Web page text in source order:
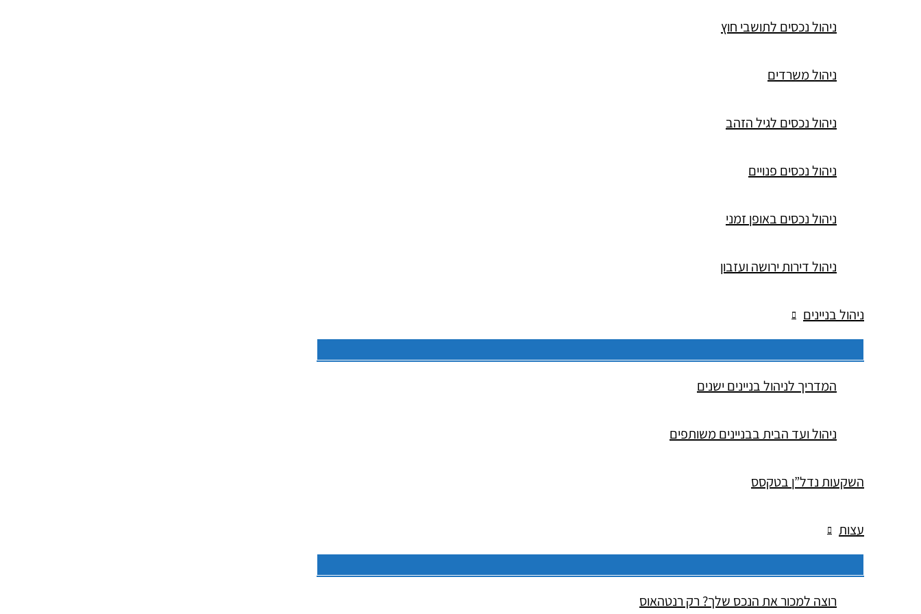
ניהול נכסים לתושבי חוץ
ניהול משרדים
ניהול נכסים לגיל הזהב
ניהול נכסים פנויים
ניהול נכסים באופן זמני
ניהול דירות ירושה ועזבון
ניהול בניינים
המדריך לניהול בניינים ישנים
ניהול ועד הבית בבניינים משותפים
השקעות נדל”ן בטקסס
עצות
רוצה למכור את הנכס שלך? רק רנטהאוס